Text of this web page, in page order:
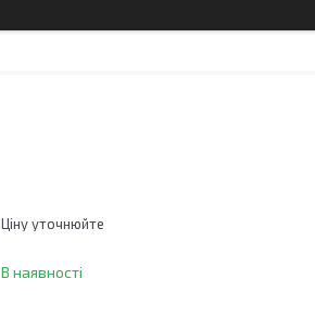
Ціну уточнюйте
В наявності